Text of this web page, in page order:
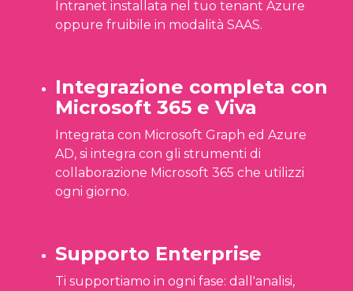
Intranet installata nel tuo tenant Azure
oppure fruibile in modalità SAAS.
Integrazione completa con
Microsoft 365 e Viva
Integrata con Microsoft Graph ed Azure
AD, si integra con gli strumenti di
collaborazione Microsoft 365 che utilizzi
ogni giorno.
Supporto Enterprise
Ti supportiamo in ogni fase: dall'analisi,